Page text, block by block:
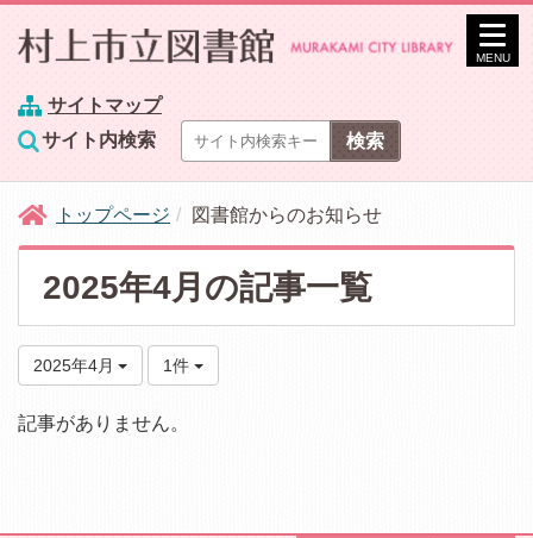
サイトマップ
サイト内検索
MENU
トップページ 図書館からのお知らせ
2025年4月の記事一覧
2025年4月 1件
記事がありません。